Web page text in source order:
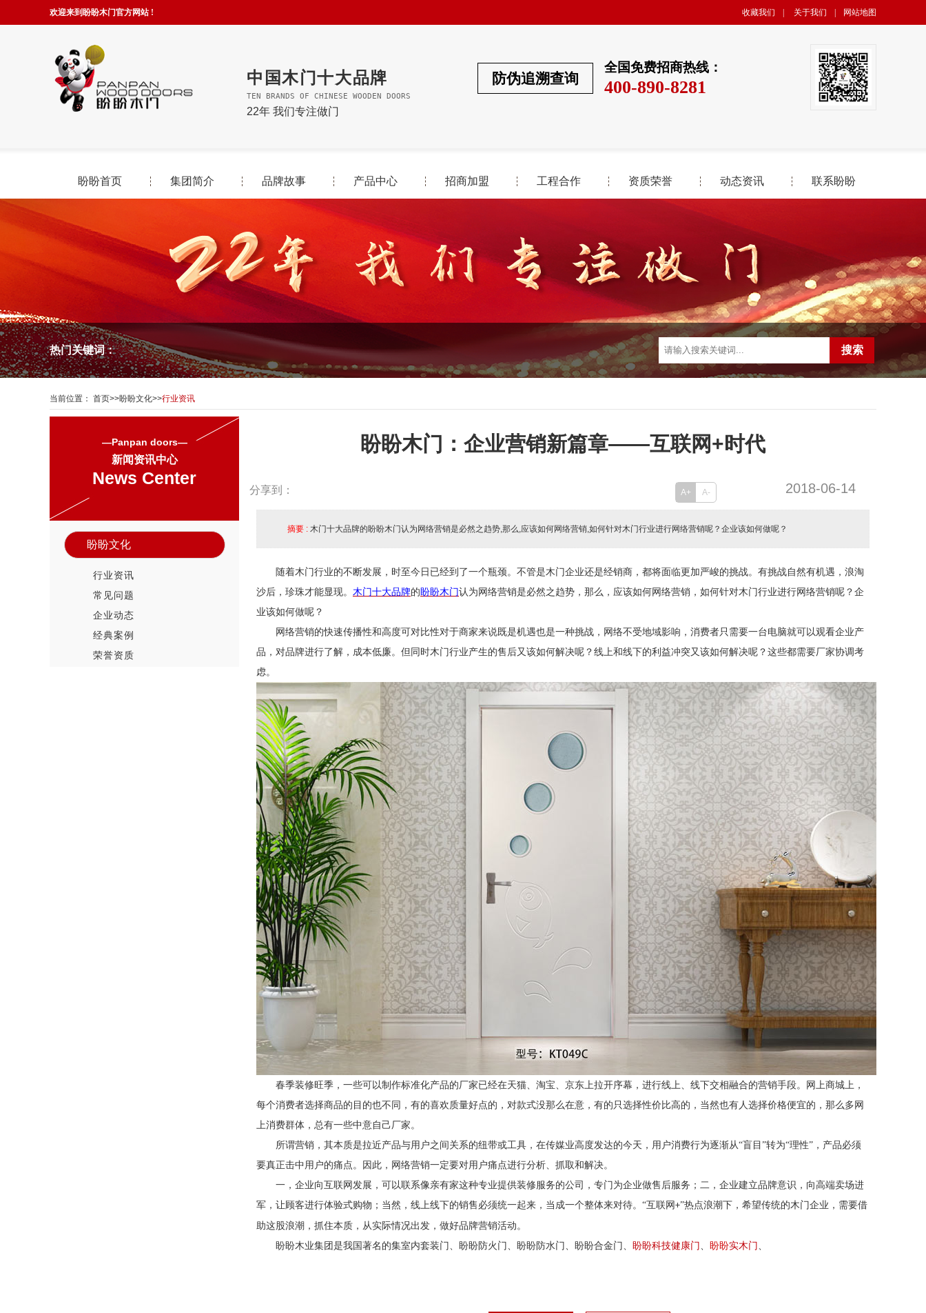
欢迎来到盼盼木门官方网站 ! 收藏我们 关于我们 网站地图
中国木门十大品牌
TEN BRANDS OF CHINESE WOODEN DOORS
22年 我们专注做门
全国免费招商热线：
400-890-8281
防伪追溯查询
盼盼首页 集团简介 品牌故事 产品中心 招商加盟 工程合作 资质荣誉 动态资讯 联系盼盼
热门关键词：
当前位置： 首页>>盼盼文化>>行业资讯
—Panpan doors—
新闻资讯中心
News Center
盼盼文化
行业资讯
常见问题
企业动态
经典案例
荣誉资质
盼盼木门：企业营销新篇章——互联网+时代
分享到： 2018-06-14
A+ A-
摘要 : 木门十大品牌的盼盼木门认为网络营销是必然之趋势,那么,应该如何网络营销,如何针对木门行业进行网络营销呢？企业该如何做呢？
随着木门行业的不断发展，时至今日已经到了一个瓶颈。不管是木门企业还是经销商，都将面临更加严峻的挑战。有挑战自然有机遇，浪淘
沙后，珍珠才能显现。 木门十大品牌的盼盼木门认为网络营销是必然之趋势，那么，应该如何网络营销，如何针对木门行业进行网络营销呢？企
业该如何做呢？
网络营销的快速传播性和高度可对比性对于商家来说既是机遇也是一种挑战，网络不受地域影响，消费者只需要一台电脑就可以观看企业产
品，对品牌进行了解，成本低廉。但同时木门行业产生的售后又该如何解决呢？线上和线下的利益冲突又该如何解决呢？这些都需要厂家协调考
虑。
春季装修旺季，一些可以制作标准化产品的厂家已经在天猫、淘宝、京东上拉开序幕，进行线上、线下交相融合的营销手段。网上商城上，
每个消费者选择商品的目的也不同，有的喜欢质量好点的，对款式没那么在意，有的只选择性价比高的，当然也有人选择价格便宜的，那么多网
上消费群体，总有一些中意自己厂家。
所谓营销，其本质是拉近产品与用户之间关系的纽带或工具，在传媒业高度发达的今天，用户消费行为逐渐从“盲目”转为“理性”，产品必须
要真正击中用户的痛点。因此，网络营销一定要对用户痛点进行分析、抓取和解决。
一，企业向互联网发展，可以联系像亲有家这种专业提供装修服务的公司，专门为企业做售后服务；二，企业建立品牌意识，向高端卖场进
军，让顾客进行体验式购物；当然，线上线下的销售必须统一起来，当成一个整体来对待。 “互联网 +”热点浪潮下，希望传统的木门企业，需要借
助这股浪潮，抓住本质，从实际情况出发，做好品牌营销活动。
盼盼木业集团是我国著名的集室内套装门、盼盼防火门、盼盼防水门、盼盼合金门、 盼盼科技健康门 、 盼盼实木门 、